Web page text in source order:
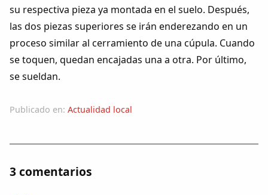
su respectiva pieza ya montada en el suelo. Después,
las dos piezas superiores se irán enderezando en un
proceso similar al cerramiento de una cúpula. Cuando
se toquen, quedan encajadas una a otra. Por último,
se sueldan.
Publicado en: Actualidad local
3 comentarios